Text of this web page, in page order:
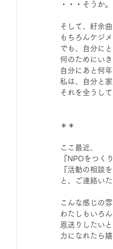
・・・そうか
そして、紆余
もちろんケジ
でも、自分に
何のためにい
自分にあと何
私は、自分と
それを全うし
＊＊
ここ最近、
『NPOをつく
『活動の相談
と、ご連絡い
こんな感じの
わたしもいろ
恩送りしたい
力になれたら嬉